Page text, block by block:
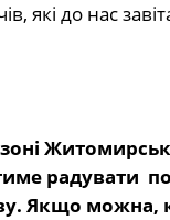
які до нас
радувати
Якщо можна,